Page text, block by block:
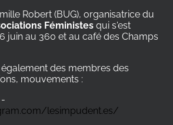
Robert (BUG), organisatrice du
Féministes qui s'est
juin au 360 et au café des Champs
des membres des
mouvements :
lesimpudent.es/